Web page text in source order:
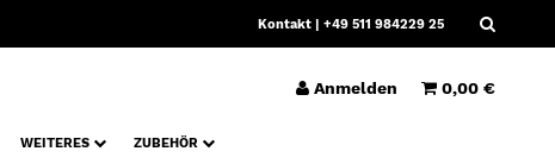
Kontakt | +49 511 984229 25
Anmelden 0,00 €
WEITERES ZUBEHÖR